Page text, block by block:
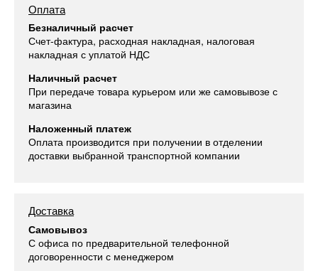
Оплата
Безналичный расчет
Счет-фактура, расходная накладная, налоговая
накладная с уплатой НДС
Наличный расчет
При передаче товара курьером или же самовывозе с
магазина
Наложенный платеж
Оплата производится при получении в отделении
доставки выбранной транспортной компании
Доставка
Самовывоз
С офиса по предварительной телефонной
договоренности с менеджером